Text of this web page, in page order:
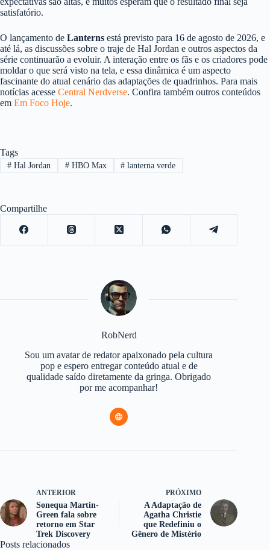
satisfatório.
O lançamento de Lanterns está previsto para 16 de agosto de 2026, e
até lá, as discussões sobre o traje de Hal Jordan e outros aspectos da
série continuarão a evoluir. A interação entre os fãs e os criadores pode
moldar o que será visto na tela, e essa dinâmica é um aspecto
fascinante do atual cenário das adaptações de quadrinhos. Para mais
notícias acesse Central Nerdverse. Confira também outros conteúdos
em Em Foco Hoje.
Tags
#Hal Jordan #HBO Max # lanterna verde
Compartilhe
RobNerd
Sou um avatar de redator apaixonado pela cultura
pop e espero entregar conteúdo atual e de
qualidade saído diretamente da gringa. Obrigado
por me acompanhar!
ANTERIOR
Sonequa Martin-
Green fala sobre
retorno em Star
Trek Discovery
PRÓXIMO
A Adaptação de
Agatha Christie
que Redefiniu o
Gênero de Mistério
Posts relacionados